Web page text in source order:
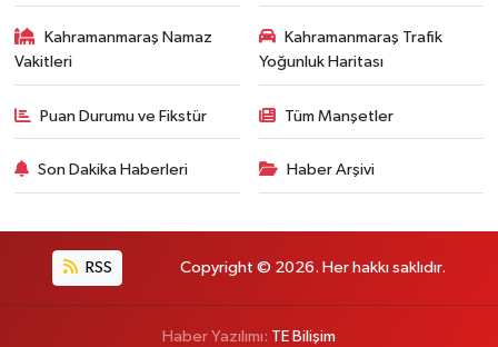
Kahramanmaraş Namaz
Vakitleri
Kahramanmaraş Trafik
Yoğunluk Haritası
Puan Durumu ve Fikstür Tüm Manşetler
Son Dakika Haberleri Haber Arşivi
RSS Copyright © 2026. Her hakkı saklıdır.
Haber Yazılımı: TE Bilişim